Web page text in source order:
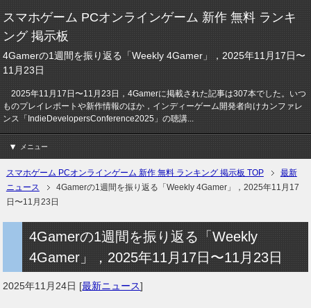
スマホゲーム PCオンラインゲーム 新作 無料 ランキ
ング 掲示板
4Gamerの1週間を振り返る「Weekly 4Gamer」，2025年11月17日〜
11月23日
2025年11月17日〜11月23日，4Gamerに掲載された記事は307本でした。いつ
ものプレイレポートや新作情報のほか，インディーゲーム開発者向けカンファレ
ンス「IndieDevelopersConference2025」の聴講...
メニュー
スマホゲーム PCオンラインゲーム 新作 無料 ランキング 掲示板 TOP
最新
ニュース
4Gamerの1週間を振り返る「Weekly 4Gamer」，2025年11月17
日〜11月23日
4Gamerの1週間を振り返る「Weekly
4Gamer」，2025年11月17日〜11月23日
2025年11月24日 [最新ニュース]